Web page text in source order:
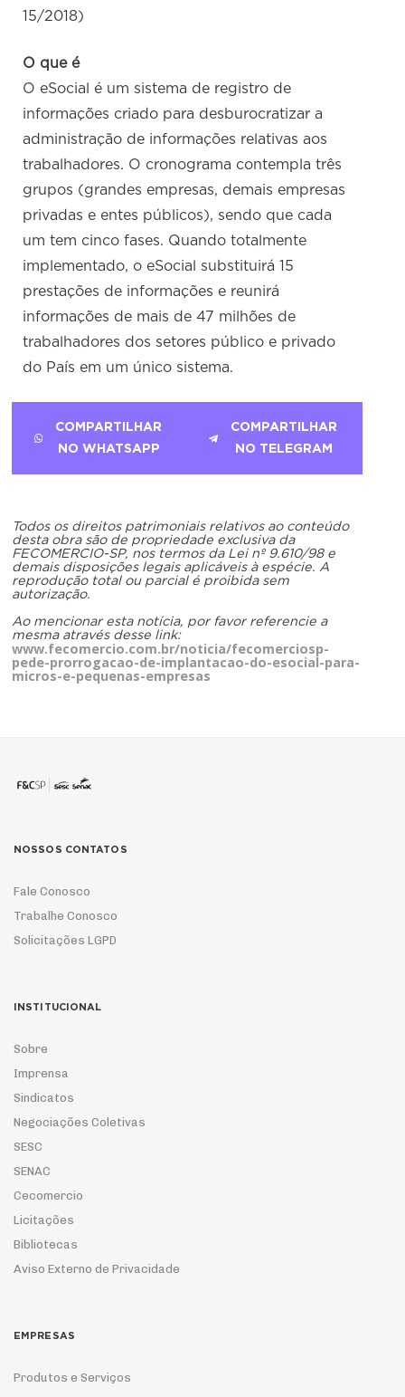
15/2018)
O que é
O eSocial é um sistema de registro de
informações criado para desburocratizar a
administração de informações relativas aos
trabalhadores. O cronograma contempla três
grupos (grandes empresas, demais empresas
privadas e entes públicos), sendo que cada
um tem cinco fases. Quando totalmente
implementado, o eSocial substituirá 15
prestações de informações e reunirá
informações de mais de 47 milhões de
trabalhadores dos setores público e privado
do País em um único sistema.
COMPARTILHAR
NO WHATSAPP
COMPARTILHAR
NO TELEGRAM
Todos os direitos patrimoniais relativos ao conteúdo
desta obra são de propriedade exclusiva da
FECOMERCIO-SP, nos termos da Lei nº 9.610/98 e
demais disposições legais aplicáveis à espécie. A
reprodução total ou parcial é proibida sem
autorização.
Ao mencionar esta notícia, por favor referencie a
mesma através desse link:
www.fecomercio.com.br/noticia/fecomerciosp-
pede-prorrogacao-de-implantacao-do-esocial-para-
micros-e-pequenas-empresas
NOSSOS CONTATOS
Fale Conosco
Trabalhe Conosco
Solicitações LGPD
INSTITUCIONAL
Sobre
Imprensa
Sindicatos
Negociações Coletivas
SESC
SENAC
Cecomercio
Licitações
Bibliotecas
Aviso Externo de Privacidade
EMPRESAS
Produtos e Serviços